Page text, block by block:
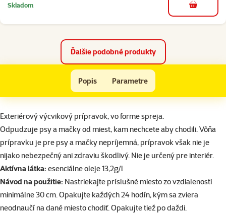
Skladom do košíka
Ďalšie podobné produkty
Odpudzovač psov a mačiek vonkajší vo spreji Beaphar Reppers 250ml
Popis Parametre
Na začiatok stránky
superzoo.product.detail.content
Exteriérový výcvikový prípravok, vo forme spreja.
Odpudzuje psy a mačky od miest, kam nechcete aby chodili. Vôňa
prípravku je pre psy a mačky nepríjemná, prípravok však nie je
nijako nebezpečný ani zdraviu škodlivý. Nie je určený pre interiér.
Aktívna látka: esenciálne oleje 13,2g/l
Návod na použitie: Nastriekajte príslušné miesto zo vzdialenosti
minimálne 30 cm. Opakujte každých 24 hodín, kým sa zviera
neodnaučí na dané miesto chodiť. Opakujte tiež po daždi.